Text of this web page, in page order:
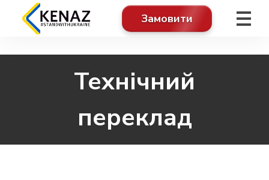
Замовити
Технічний
переклад